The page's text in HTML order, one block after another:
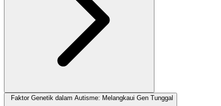
Faktor Genetik dalam Autisme: Melangkaui Gen Tunggal